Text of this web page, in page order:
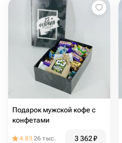
Подарок мужской кофе с
конфетами
4.8526 тыс. 3 362₽